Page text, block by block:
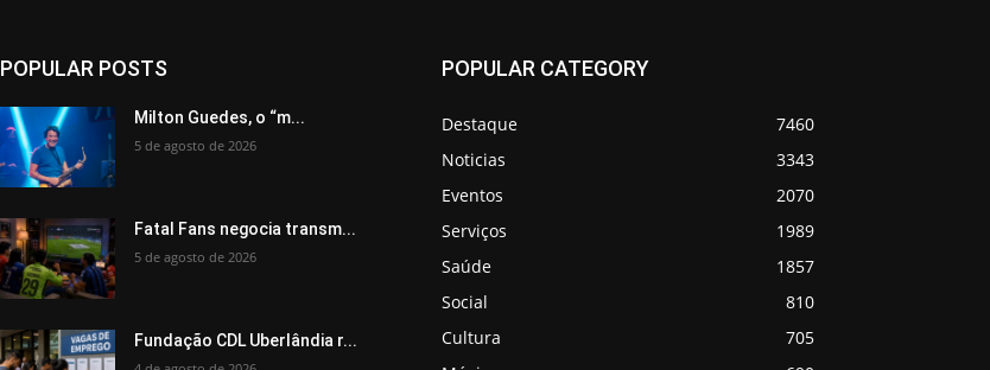
POPULAR POSTS
Milton Guedes, o “m...
5 de agosto de 2026
Fatal Fans negocia transm...
5 de agosto de 2026
Fundação CDL Uberlândia r...
POPULAR CATEGORY
Destaque
7460
Noticias
3343
Eventos
2070
Serviços
1989
Saúde
1857
Social
810
Cultura
705